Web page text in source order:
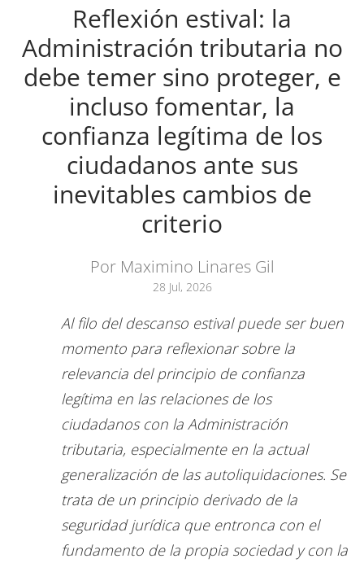
Reflexión estival: la
Administración tributaria no
debe temer sino proteger, e
incluso fomentar, la
confianza legítima de los
ciudadanos ante sus
inevitables cambios de
criterio
Por Maximino Linares Gil
28 Jul, 2026
Al filo del descanso estival puede ser buen
momento para reflexionar sobre la
relevancia del principio de confianza
legítima en las relaciones de los
ciudadanos con la Administración
tributaria, especialmente en la actual
generalización de las autoliquidaciones. Se
trata de un principio derivado de la
seguridad jurídica que entronca con el
fundamento de la propia sociedad y con la